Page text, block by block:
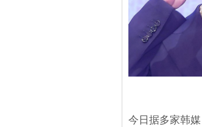
今日据多家韩